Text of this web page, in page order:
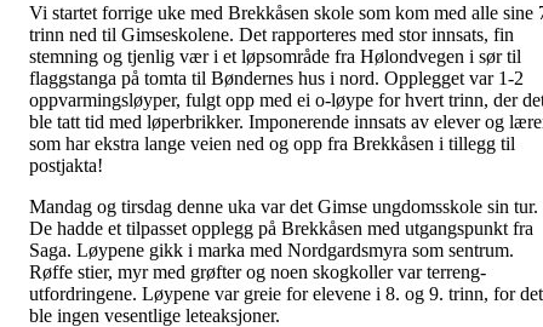
Vi startet forrige uke med Brekkåsen skole som kom med alle sine
trinn ned til Gimseskolene. Det rapporteres med stor innsats, fin
stemning og tjenlig vær i et løpsområde fra Hølondvegen i sør til
flaggstanga på tomta til Bøndernes hus i nord. Opplegget var 1-2
oppvarmingsløyper, fulgt opp med ei o-løype for hvert trinn, der
ble tatt tid med løperbrikker. Imponerende innsats av elever og
som har ekstra lange veien ned og opp fra Brekkåsen i tillegg til
postjakta!
Mandag og tirsdag denne uka var det Gimse ungdomsskole sin tur.
De hadde et tilpasset opplegg på Brekkåsen med utgangspunkt fra
Saga. Løypene gikk i marka med Nordgardsmyra som sentrum.
Røffe stier, myr med grøfter og noen skogkoller var terreng-
utfordringene. Løypene var greie for elevene i 8. og 9. trinn, for det
ble ingen vesentlige leteaksjoner.